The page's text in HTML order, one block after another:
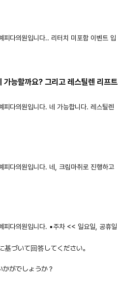
피다의원입니다.. 리터치 미포함 이벤트 입
가능할까요? 그리고 레스틸렌 리프트
피다의원입니다. 네 가능합니다. 레스틸렌
피다의원입니다. 네, 크림마취로 진행하고
피다의원입니다. ▪️주차 << 일요일, 공휴일
づいて回答してください。
がでしょうか？